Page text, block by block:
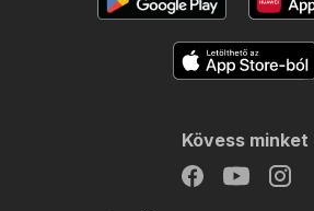
Kövess minket